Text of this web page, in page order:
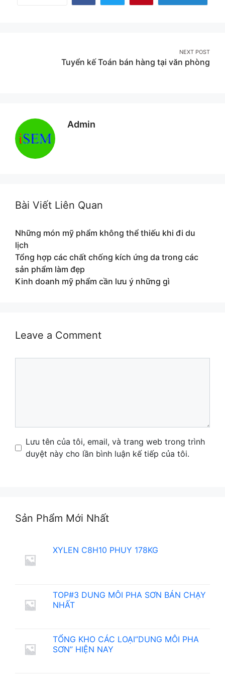
More
NEXT POST
Tuyển kế Toán bán hàng tại văn phòng
Admin
Bài Viết Liên Quan
Những món mỹ phẩm không thể thiếu khi đi du
lịch
Tổng hợp các chất chống kích ứng da trong các
sản phẩm làm đẹp
Kinh doanh mỹ phẩm cần lưu ý những gì
Leave a Comment
Name
Email
Website
Lưu tên của tôi, email, và trang web trong trình
duyệt này cho lần bình luận kế tiếp của tôi.
Sản Phẩm Mới Nhất
XYLEN C8H10 PHUY 178KG
TOP#3 DUNG MÔI PHA SƠN BÁN CHẠY
NHẤT
TỔNG KHO CÁC LOẠI”DUNG MÔI PHA
SƠN” HIỆN NAY